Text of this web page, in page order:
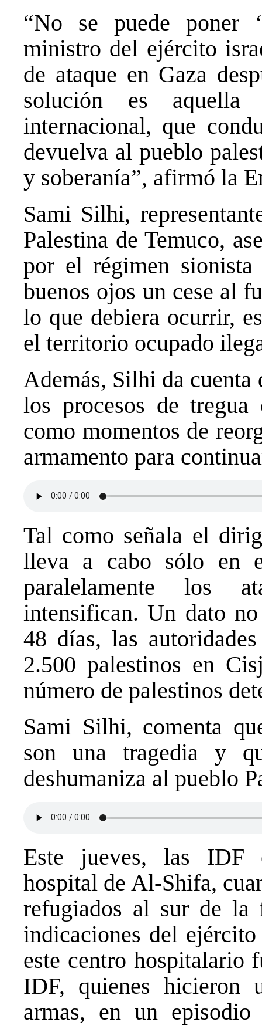
“No se puede poner
ministro del ejército
de ataque en Gaza
solución es
internacional, que
devuelva al pueblo
y soberanía”, afirmó la
Sami Silhi,
Palestina de Temuco,
por el régimen
buenos ojos un cese al
lo que debiera ocurrir,
el territorio ocupado
Además, Silhi da cuenta
los procesos de
como momentos de
armamento para
Tal como señala el
lleva a cabo sólo en
paralelamente los
intensifican. Un dato
48 días, las
2.500 palestinos en
número de palestinos
Sami Silhi, comenta
son una tragedia y
deshumaniza al pueblo
Este jueves, las IDF
hospital de Al-Shifa,
refugiados al sur de la
indicaciones del
este centro hospitalario
IDF, quienes hicieron
armas, en un